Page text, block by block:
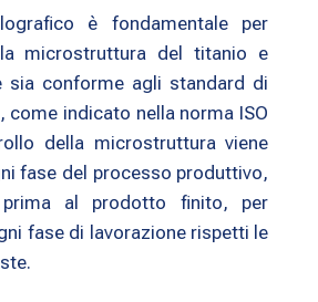
è fondamentale per
microstruttura del titanio e
sia conforme agli standard di
come indicato nella norma ISO
della microstruttura viene
fase del processo produttivo,
al prodotto finito, per
fase di lavorazione rispetti le